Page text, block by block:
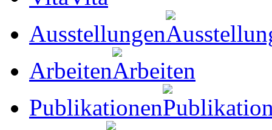
Ausstellungen
Arbeiten
Publikationen